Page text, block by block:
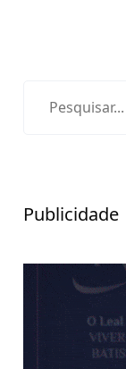
Publicidade